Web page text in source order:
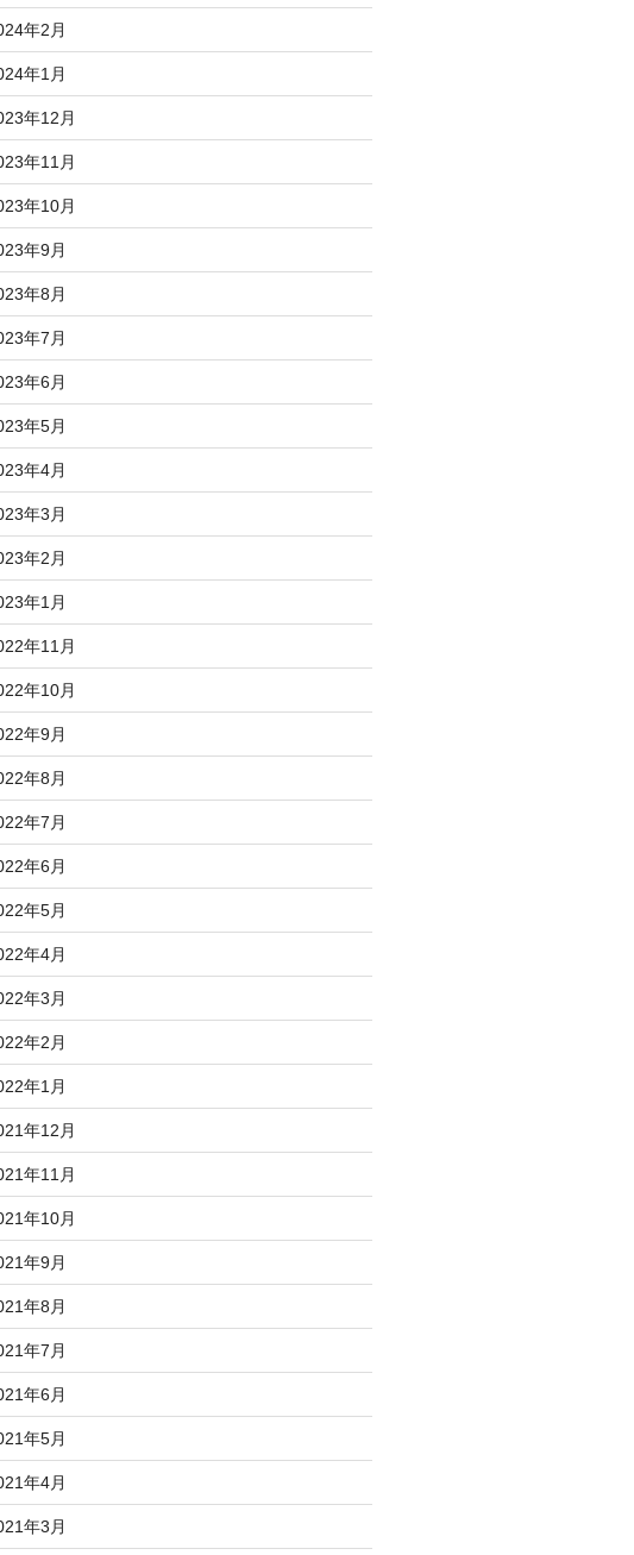
年2月
年1月
年12月
年11月
年10月
年9月
年8月
年7月
年6月
年5月
年4月
年3月
年2月
年1月
年11月
年10月
年9月
年8月
年7月
年6月
年5月
年4月
年3月
年2月
年1月
年12月
年11月
年10月
年9月
年8月
年7月
年6月
年5月
年4月
年3月